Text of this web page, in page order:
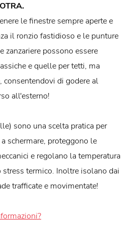
le finestre sempre aperte e
il ronzio fastidioso e le punture
zanzariere possono essere
e quelle per tetti, ma
consentendovi di godere al
all'esterno!
sono una scelta pratica per
schermare, proteggono le
e regolano la temperatura
termico. Inoltre isolano dai
trafficate e movimentate!